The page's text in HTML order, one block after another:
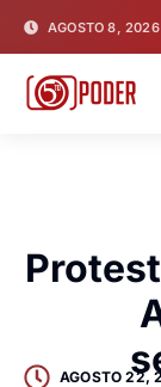
AGOSTO 8, 2026
AGOSTO 22,